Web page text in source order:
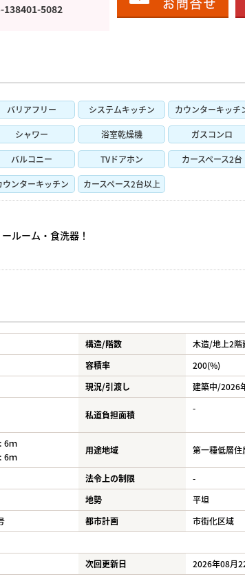
138401-5082
バリアフリー システムキッチン カウンターキッチ
シャワー 浴室乾燥機 ガスコンロ
バルコニー TVドアホン カースペース2台
ウンターキッチン カースペース2台以上
ルーム・食洗器！
構造/階数 木造/地上2階
容積率
200(%)
現況/引渡し
建築中/2026
私道負担面積
-
6ｍ
6ｍ
用途地域 第一種低層住
法令上の制限
-
地勢
平坦
都市計画 市街化区域
次回更新日 2026年08月